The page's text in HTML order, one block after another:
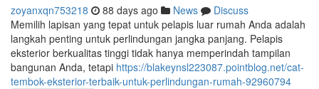
zoyanxqn753218 88 days ago News
Discuss
Memilih lapisan yang tepat untuk pelapis luar rumah Anda adalah
langkah penting untuk perlindungan jangka panjang. Pelapis
eksterior berkualitas tinggi tidak hanya memperindah tampilan
bangunan Anda, tetapi https://blakeynsl223087.pointblog.net/cat-
tembok-eksterior-terbaik-untuk-perlindungan-rumah-92960794